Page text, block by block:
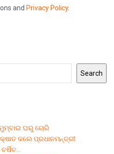
and Privacy Policy.
Search
ଘରୁ ଚୋରି
କଲେ ପ୍ରଧାନମନ୍ତ୍ରୀ